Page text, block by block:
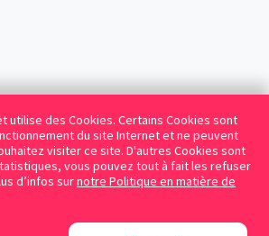
utilise des Cookies. Certains Cookies sont
du site Internet et ne peuvent
visiter ce site. D'autres Cookies sont
vous pouvez tout à fait les refuser
d’infos surnotre Politique en matière de